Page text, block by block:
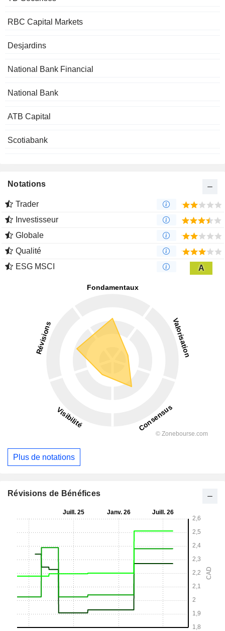
RBC Capital Markets
Desjardins
National Bank Financial
National Bank
ATB Capital
Scotiabank
Notations
Trader
Investisseur
Globale
Qualité
ESG MSCI
A
Plus de notations
Révisions de Bénéfices